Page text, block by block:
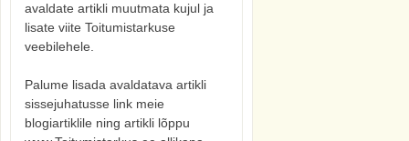
avaldate artikli muutmata kujul ja
lisate viite Toitumistarkuse
veebilehele.
Palume lisada avaldatava artikli
sissejuhatusse link meie
blogiartiklile ning artikli lõppu